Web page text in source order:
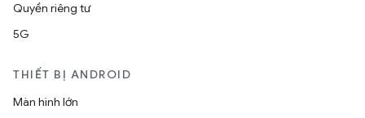
Quyền riêng tư
5G
THIẾT BỊ ANDROID
Màn hình lớn